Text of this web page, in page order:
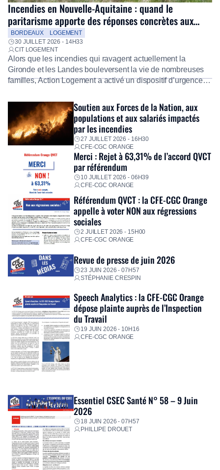
Incendies en Nouvelle-Aquitaine : quand le
paritarisme apporte des réponses concrètes aux
salariés
BORDEAUX
LOGEMENT
30 JUILLET 2026 - 14H33
CIT LOGEMENT
Alors que les incendies qui ravagent actuellement la
Gironde et les Landes bouleversent la vie de nombreuses
familles, Action Logement a activé un dispositif d’urgence
Fidèle à sa mission d’utilité sociale, le Groupe mobilise
immédiatement ses équipes afin de proposer un diagnostic
personnalisé, des aides financières pour faire face aux
premières dépenses, […]
Soutien aux Forces de la Nation, aux
populations et aux salariés impactés
par les incendies
27 JUILLET 2026 - 16H30
CFE-CGC ORANGE
Merci : Rejet à 63,31% de l’accord QVCT
par référendum
10 JUILLET 2026 - 06H39
CFE-CGC ORANGE
Référendum QVCT : la CFE-CGC Orange
appelle à voter NON aux régressions
sociales
2 JUILLET 2026 - 15H00
CFE-CGC ORANGE
Revue de presse de juin 2026
23 JUIN 2026 - 07H57
STÉPHANIE CRESPIN
Speech Analytics : la CFE-CGC Orange
dépose plainte auprès de l’Inspection
du Travail
19 JUIN 2026 - 10H16
CFE-CGC ORANGE
Essentiel CSEC Santé N° 58 – 9 Juin
2026
18 JUIN 2026 - 07H57
PHILLIPE DROUET